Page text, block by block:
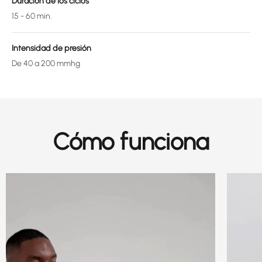
15 - 60 min.
Intensidad de presión
De 40 a 200 mmhg
Cómo funciona